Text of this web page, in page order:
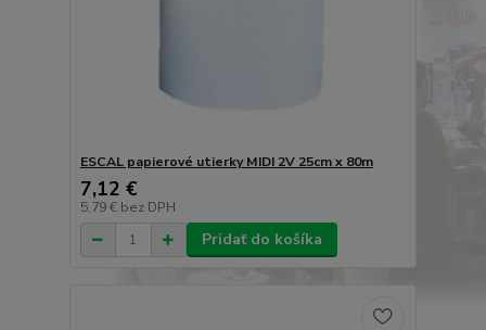
ESCAL papierové utierky MIDI 2V 25cm x 80m
7,12 €
5,79 € bez DPH
Pridať do košíka